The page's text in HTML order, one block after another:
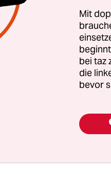
jährige
Helena
Parkett vollzogen:
„Neues aus der
Nora Fingscheidt
einem wenig
Mit
bei taz
die
bevor